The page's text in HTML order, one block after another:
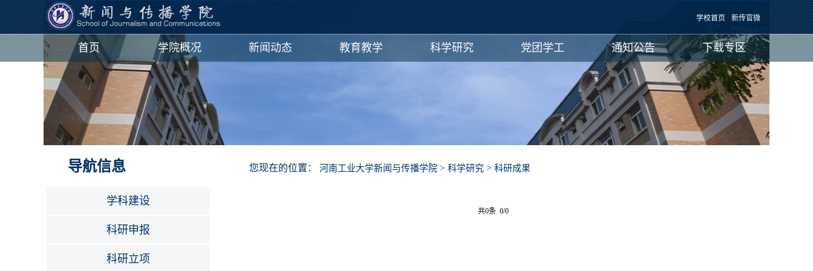
学校首页 新传官微
首页 学院概况 新闻动态 教育教学 科学研究 党团学工 通知公告 下载专区
导航信息
学科建设
科研申报
科研立项
您现在的位置： 河南工业大学新闻与传播学院 > 科学研究 > 科研成果
共0条 0/0